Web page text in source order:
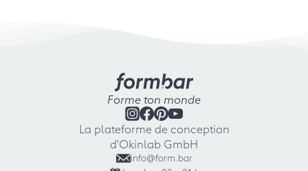
Forme ton monde
La plateforme de conception
d'Okinlab GmbH
info@form.bar